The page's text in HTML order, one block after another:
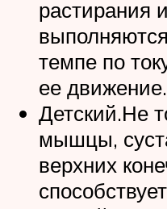
растирания
темпе по
ее движение.
Детский.Не
мышцы,
верхних